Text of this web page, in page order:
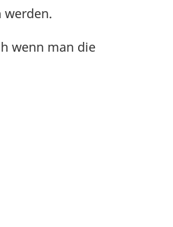
werden.
wenn man die